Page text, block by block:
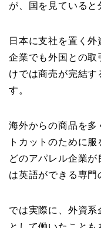
が、国を見ていると
日本に支社を置く
企業でも外国との取
けでは商売が完結す
す。
海外からの商品を多
トカットのために
どのアパレル企業が
は英語ができる専門
では実際に、外資